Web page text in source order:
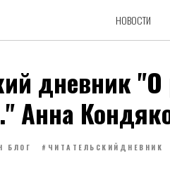
НОВОСТИ
дневник
Анна
БЛОГ #ЧИТАТЕЛЬСКИЙДНЕВНИК